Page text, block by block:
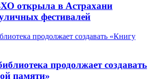
открыла в Астрахани
фестивалей
продолжает создавать
памяти»